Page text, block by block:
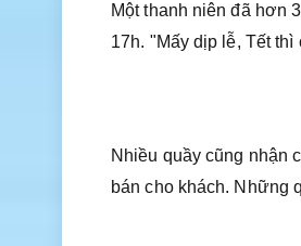
Một thanh niên đã hơn
17h. "Mấy dịp lễ, Tết
Nhiều quầy cũng nhận
bán cho khách. Những